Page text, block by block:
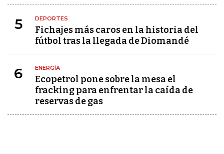
5 DEPORTES
Fichajes más caros en la historia del
fútbol tras la llegada de Diomandé
6 ENERGÍA
Ecopetrol pone sobre la mesa el
fracking para enfrentar la caída de
reservas de gas